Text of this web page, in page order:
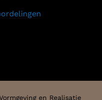
en Realisatie